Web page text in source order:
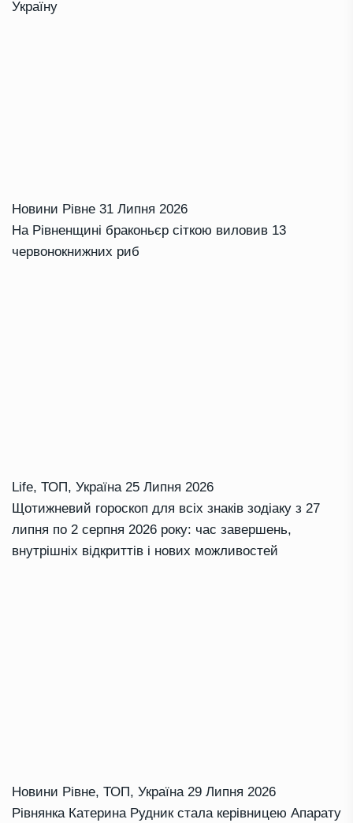
Україну
Новини Рівне 31 Липня 2026
На Рівненщині браконьєр сіткою виловив 13
червонокнижних риб
Life, ТОП, Україна 25 Липня 2026
Щотижневий гороскоп для всіх знаків зодіаку з 27
липня по 2 серпня 2026 року: час завершень,
внутрішніх відкриттів і нових можливостей
Новини Рівне, ТОП, Україна 29 Липня 2026
Рівнянка Катерина Рудник стала керівницею Апарату